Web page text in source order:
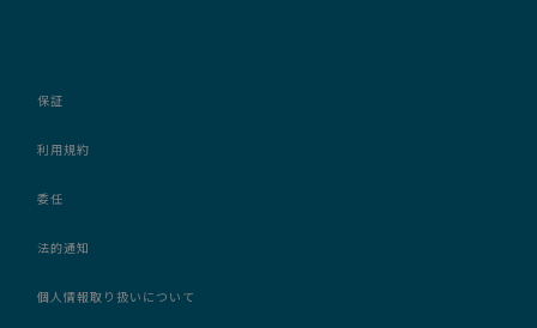
保証
利用規約
委任
法的通知
個人情報取り扱いについて